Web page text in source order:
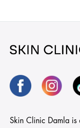
Skin Clinic Damla is